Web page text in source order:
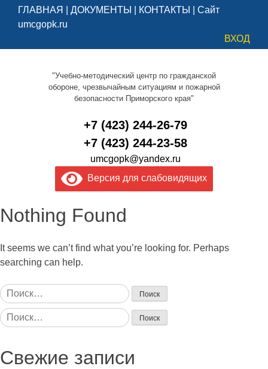
ГЛАВНАЯ ДОКУМЕНТЫ КОНТАКТЫ
Сайт
umcgopk.ru
ВХОД
"Учебно-методический центр по гражданской
обороне, чрезвычайным ситуациям и пожарной
безопасности Приморского края"
+7 (423) 244-26-79
+7 (423) 244-23-58
umcgopk@yandex.ru
Версия для слабовидящих
Nothing Found
It seems we can’t find what you’re looking for. Perhaps
searching can help.
Найти:
Найти:
Свежие записи